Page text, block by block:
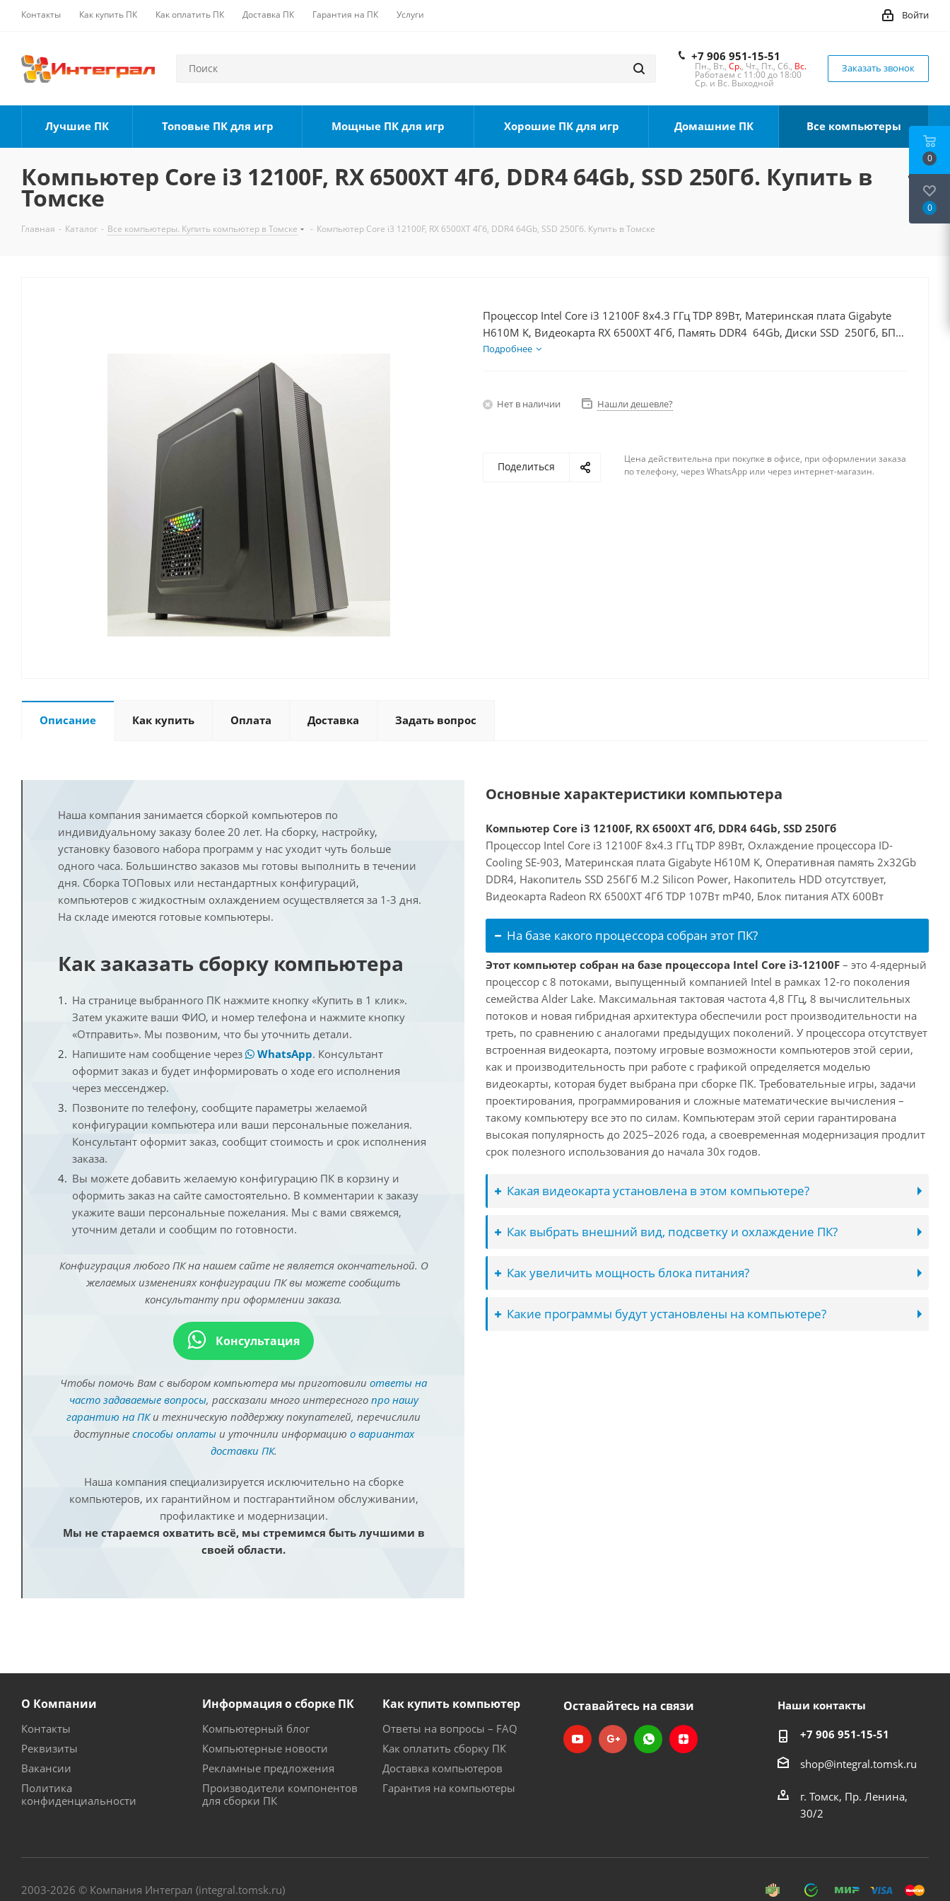
Контакты Как купить ПК Как оплатить ПК Доставка ПК Гарантия на ПК Услуги Войти
+7 906 951-15-51
Пн., Вт., Ср., Чт., Пт., Сб., Вс.
Работаем с 11:00 до 18:00
Ср. и Вс. Выходной
Заказать звонок
Лучшие ПК Топовые ПК для игр Мощные ПК для игр Хорошие ПК для игр Домашние ПК Все компьютеры
Компьютер Core i3 12100F, RX 6500XT 4Гб, DDR4 64Gb, SSD 250Гб. Купить в
Томске
Главная - Каталог - Все компьютеры. Купить компьютер в Томске - Компьютер Core i3 12100F, RX 6500XT 4Гб, DDR4 64Gb, SSD 250Гб. Купить в Томске
Процессор Intel Core i3 12100F 8x4.3 ГГц TDP 89Вт, Материнская плата Gigabyte
H610M K, Видеокарта RX 6500XT 4Гб, Память DDR4 64Gb, Диски SSD 250Гб, БП
600Вт
Подробнее
Нет в наличии Нашли дешевле?
Поделиться
Цена действительна при покупке в офисе, при оформлении заказа
по телефону, через WhatsApp или через интернет-магазин.
Описание Как купить Оплата Доставка Задать вопрос
Наша компания занимается сборкой компьютеров по
индивидуальному заказу более 20 лет. На сборку, настройку,
установку базового набора программ у нас уходит чуть больше
одного часа. Большинство заказов мы готовы выполнить в течении
дня. Сборка ТОПовых или нестандартных конфигураций,
компьютеров с жидкостным охлаждением осуществляется за 1-3 дня.
На складе имеются готовые компьютеры.
Как заказать сборку компьютера
На странице выбранного ПК нажмите кнопку «Купить в 1 клик».
Затем укажите ваши ФИО, и номер телефона и нажмите кнопку
«Отправить». Мы позвоним, что бы уточнить детали.
Напишите нам сообщение через
WhatsApp. Консультант
оформит заказ и будет информировать о ходе его исполнения
через мессенджер.
Позвоните по телефону, сообщите параметры желаемой
конфигурации компьютера или ваши персональные пожелания.
Консультант оформит заказ, сообщит стоимость и срок исполнения
заказа.
Вы можете добавить желаемую конфигурацию ПК в корзину и
оформить заказ на сайте самостоятельно. В комментарии к заказу
укажите ваши персональные пожелания. Мы с вами свяжемся,
уточним детали и сообщим по готовности.
Конфигурация любого ПК на нашем сайте не является окончательной. О
желаемых изменениях конфигурации ПК вы можете сообщить
консультанту при оформлении заказа.
Консультация
Чтобы помочь Вам с выбором компьютера мы приготовили ответы на
часто задаваемые вопросы, рассказали много интересного про нашу
гарантию на ПКи техническую поддержку покупателей, перечислили
доступные способы оплатыи уточнили информацию о вариантах
доставки ПК.
Наша компания специализируется исключительно на сборке
компьютеров, их гарантийном и постгарантийном обслуживании,
профилактике и модернизации.
Мы не стараемся охватить всё, мы стремимся быть лучшими в
своей области.
Основные характеристики компьютера
Компьютер Core i3 12100F, RX 6500XT 4Гб, DDR4 64Gb, SSD 250Гб
Процессор Intel Core i3 12100F 8x4.3 ГГц TDP 89Вт, Охлаждение процессора ID-
Cooling SE-903, Материнская плата Gigabyte H610M K, Оперативная память 2x32Gb
DDR4, Накопитель SSD 256Гб M.2 Silicon Power, Накопитель HDD отсутствует,
Видеокарта Radeon RX 6500XT 4Гб TDP 107Вт mP40, Блок питания ATX 600Вт
На базе какого процессора собран этот ПК?
Этот компьютер собран на базе процессора Intel Core i3-12100F – это 4-ядерный
процессор с 8 потоками, выпущенный компанией Intel в рамках 12-го поколения
семейства Alder Lake. Максимальная тактовая частота 4,8 ГГц, 8 вычислительных
потоков и новая гибридная архитектура обеспечили рост производительности на
треть, по сравнению с аналогами предыдущих поколений. У процессора отсутствует
встроенная видеокарта, поэтому игровые возможности компьютеров этой серии,
как и производительность при работе с графикой определяется моделью
видеокарты, которая будет выбрана при сборке ПК. Требовательные игры, задачи
проектирования, программирования и сложные математические вычисления –
такому компьютеру все это по силам. Компьютерам этой серии гарантирована
высокая популярность до 2025–2026 года, а своевременная модернизация продлит
срок полезного использования до начала 30х годов.
Какая видеокарта установлена в этом компьютере?
Как выбрать внешний вид, подсветку и охлаждение ПК?
Как увеличить мощность блока питания?
Какие программы будут установлены на компьютере?
О Компании
Контакты
Реквизиты
Вакансии
Политика
конфиденциальности
Информация о сборке ПК
Компьютерный блог
Компьютерные новости
Рекламные предложения
Производители компонентов
для сборки ПК
Как купить компьютер
Ответы на вопросы – FAQ
Как оплатить сборку ПК
Доставка компьютеров
Гарантия на компьютеры
Оставайтесь на связи Наши контакты
+7 906 951-15-51
shop@integral.tomsk.ru
г. Томск, Пр. Ленина,
30/2
2003-2026 © Компания Интеграл (integral.tomsk.ru)
0
0